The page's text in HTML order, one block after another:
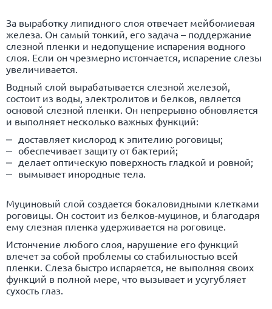
За выработку липидного слоя отвечает мейбомиевая
железа. Он самый тонкий, его задача – поддержание
слезной пленки и недопущение испарения водного
слоя. Если он чрезмерно истончается, испарение слезы
увеличивается.
Водный слой вырабатывается слезной железой,
состоит из воды, электролитов и белков, является
основой слезной пленки. Он непрерывно обновляется
и выполняет несколько важных функций:
доставляет кислород к эпителию роговицы;
обеспечивает защиту от бактерий;
делает оптическую поверхность гладкой и ровной;
вымывает инородные тела.
Муциновый слой создается бокаловидными клетками
роговицы. Он состоит из белков-муцинов, и благодаря
ему слезная пленка удерживается на роговице.
Истончение любого слоя, нарушение его функций
влечет за собой проблемы со стабильностью всей
пленки. Слеза быстро испаряется, не выполняя своих
функций в полной мере, что вызывает и усугубляет
сухость глаз.